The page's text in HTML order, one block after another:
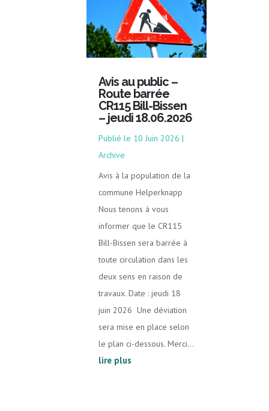
Avis au public –
Route barrée
CR115 Bill-Bissen
– jeudi 18.06.2026
10 Juin 2026 |
Archive
Avis à la population de la
commune Helperknapp
Nous tenons à vous
informer que le CR115
Bill-Bissen sera barrée à
toute circulation dans les
deux sens en raison de
travaux. Date : jeudi 18
juin 2026 Une déviation
sera mise en place selon
le plan ci-dessous. Merci...
lire plus